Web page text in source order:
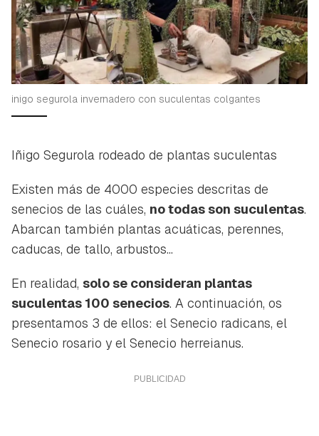
inigo segurola invernadero con suculentas colgantes
Iñigo Segurola rodeado de plantas suculentas
Existen más de 4000 especies descritas de
senecios de las cuáles, no todas son suculentas.
Abarcan también plantas acuáticas, perennes,
caducas, de tallo, arbustos...
En realidad, solo se consideran plantas
suculentas 100 senecios. A continuación, os
presentamos 3 de ellos: el Senecio radicans, el
Senecio rosario y el Senecio herreianus.